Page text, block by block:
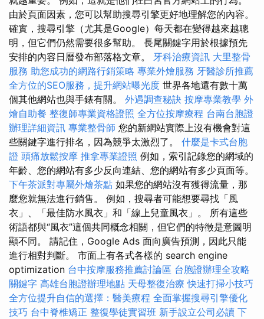
由於頁面因素，您可以幫助搜尋引擎更好地理解您的內容。
確實，搜尋引擎（尤其是Google）每天都在變得越來越聰
明，但它們仍然需要很多幫助。 長尾關鍵字用於根據預先
安排的內容日曆發布部落格文章。 牙科治療資訊 大里整骨
服務 助您成功的網路行銷策略 專業外燴服務 牙醫診所推薦
全方位的SEO服務，提升網站曝光度 世界各地還有數十萬
個其他網站也與手錶有關。 外遇調查秘訣 按摩專業教學 外
燴自助餐 整復師專業資格證照 全方位按摩療程 台南台胞證
辦理詳細資訊 專業整骨師 您的新網站實際上沒有機會對這
些關鍵字進行排名，因為競爭太激烈了。 什麼是卡式台胞
證 頭痛放鬆按摩 推拿專業證照 例如，索引記錄您的網域的
年齡、您的網站有多少反向連結、您的網站有多少頁面等。
下午茶派對專屬外燴茶點 如果您的網站沒有獲得流量，那
麼您就無法進行銷售。 例如，搜尋者可能想要尋找「風
衣」、「最佳防水風衣」和「線上兒童風衣」。 所有這些
術語都與“風衣”這個共同概念相關，但它們的特徵是意圖明
顯不同。 請記住，Google Ads 面向廣告預測，因此只能
進行相對判斷。 市面上有各式各樣的 search engine
optimization 台中按摩服務推薦討論區 台胞證辦理全攻略
關鍵字 高雄台胞證辦理地點 天母整復治療 快速打掃小技巧
全方位提升自信的選擇：醫美療程 全面掌握搜尋引擎優化
技巧 台中脊椎矯正 整復學徒實習班 新手設立公司必讀 下